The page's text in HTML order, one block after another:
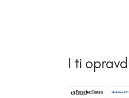
I ti